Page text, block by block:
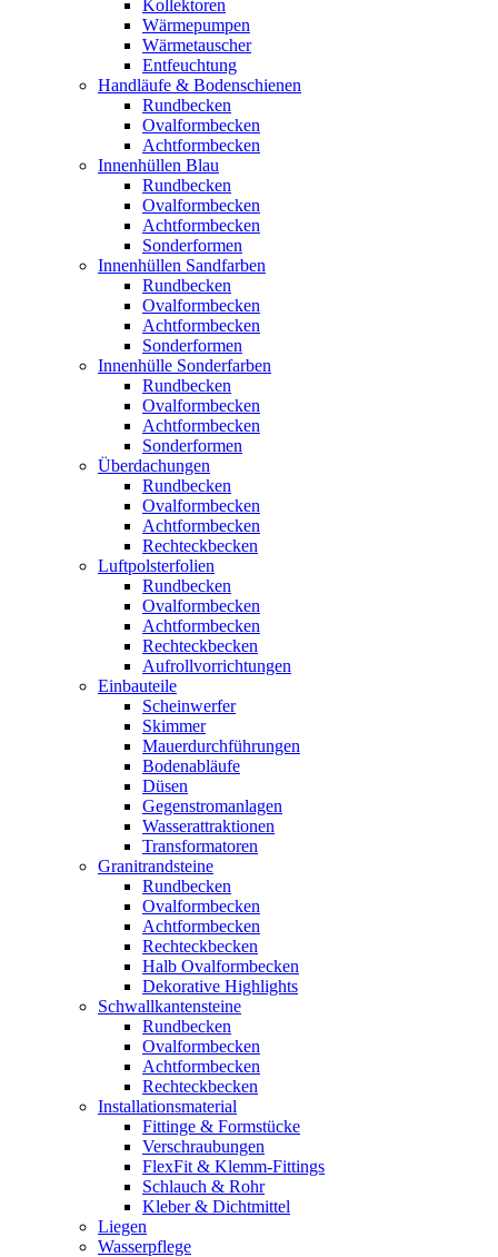
Kollektoren
Wärmepumpen
Wärmetauscher
Entfeuchtung
Handläufe & Bodenschienen
Rundbecken
Ovalformbecken
Achtformbecken
Innenhüllen Blau
Rundbecken
Ovalformbecken
Achtformbecken
Sonderformen
Innenhüllen Sandfarben
Rundbecken
Ovalformbecken
Achtformbecken
Sonderformen
Innenhülle Sonderfarben
Rundbecken
Ovalformbecken
Achtformbecken
Sonderformen
Überdachungen
Rundbecken
Ovalformbecken
Achtformbecken
Rechteckbecken
Luftpolsterfolien
Rundbecken
Ovalformbecken
Achtformbecken
Rechteckbecken
Aufrollvorrichtungen
Einbauteile
Scheinwerfer
Skimmer
Mauerdurchführungen
Bodenabläufe
Düsen
Gegenstromanlagen
Wasserattraktionen
Transformatoren
Granitrandsteine
Rundbecken
Ovalformbecken
Achtformbecken
Rechteckbecken
Halb Ovalformbecken
Dekorative Highlights
Schwallkantensteine
Rundbecken
Ovalformbecken
Achtformbecken
Rechteckbecken
Installationsmaterial
Fittinge & Formstücke
Verschraubungen
FlexFit & Klemm-Fittings
Schlauch & Rohr
Kleber & Dichtmittel
Liegen
Wasserpflege